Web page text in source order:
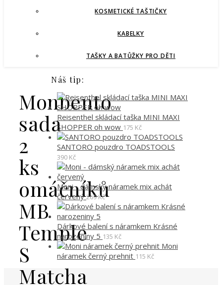
KOSMETICKÉ TAŠTIČKY
KABELKY
TAŠKY A BATŮŽKY PRO DĚTI
Monbento
sada
2
ks
omáčníků
MB
Temple
S
Matcha
Náš tip:
Reisenthel skládací taška MINI MAXI
SHOPPER oh wow 175 Kč
SANTORO pouzdro TOADSTOOLS
390 Kč
Moni - dámský náramek mix achát
červený 269Kč
Dárkové balení s náramkem Krásné
narozeniny 5 135 Kč
Moni
náramek černý prehnit 115 Kč